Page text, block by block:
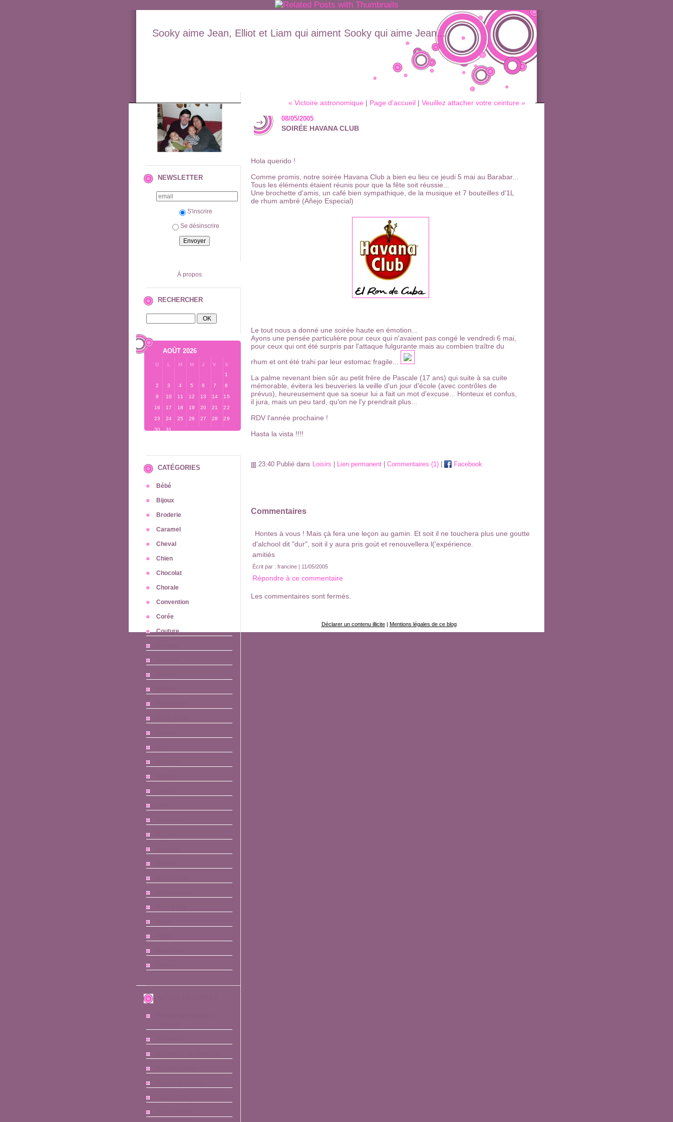
Sooky aime Jean, Elliot et Liam qui aiment Sooky qui aime Jean...
NEWSLETTER
S'inscrire
Se désinscrire
À propos
RECHERCHER
AOÛT 2026
D L M M J V
S
1
2
3 4 5 6 7
8
9
10 11 12 13 14
15
16
17 18 19 20 21
22
23
24 25 26 27 28
29
30
31
CATÉGORIES
Bébé
Bijoux
Broderie
Caramel
Cheval
Chien
Chocolat
Chorale
Convention
Corée
Couture
« Victoire astronomique | Page d'accueil | Veuillez attacher votre ceinture »
08/05/2005
SOIRÉE HAVANA CLUB
Hola querido !
Comme promis, notre soirée Havana Club a bien eu lieu ce jeudi 5 mai au Barabar...
Tous les éléments étaient réunis pour que la fête soit réussie...
Une brochette d'amis, un café bien sympathique, de la musique et 7 bouteilles d'1L
de rhum ambré (Añejo Especial)
Le tout nous a donné une soirée haute en émotion...
Ayons une pensée particulière pour ceux qui n'avaient pas congé le vendredi 6 mai,
pour ceux qui ont été surpris par l'attaque fulgurante mais au combien traître du
rhum et ont été trahi par leur estomac fragile...
La palme revenant bien sûr au petit frère de Pascale (17 ans) qui suite à sa cuite
mémorable, évitera les beuveries la veille d'un jour d'école (avec contrôles de
prévus), heureusement que sa soeur lui a fait un mot d'excuse... Honteux et confus,
il jura, mais un peu tard, qu'on ne l'y prendrait plus...
RDV l'année prochaine !
Hasta la vista !!!!
23:40 Publié dans Loisirs Lien permanent Commentaires (1) Facebook
Commentaires
Hontes à vous ! Mais çà fera une leçon au gamin. Et soit il ne touchera plus une goutte
d'alchool dit "dur", soit il y aura pris goùt et renouvellera l('expérience.
amitiés
Écrit par : francine | 11/05/2005
Répondre à ce commentaire
Les commentaires sont fermés.
Déclarer un contenu illicite| Mentions légales de ce blog